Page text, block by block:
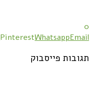
0
PinterestWhatsappEmail
תגובות פייסבוק